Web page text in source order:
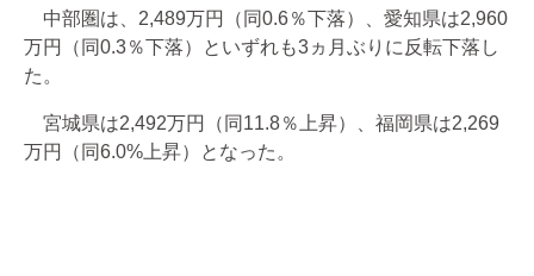
中部圏は、2,489万円（同0.6％下落）、愛知県は2,960
万円（同0.3％下落）といずれも3ヵ月ぶりに反転下落し
た。
宮城県は2,492万円（同11.8％上昇）、福岡県は2,269
万円（同6.0%上昇）となった。